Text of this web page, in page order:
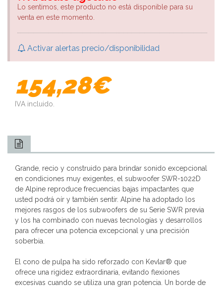
Lo sentimos, este producto no está disponible para su
venta en este momento.
Activar alertas precio/disponibilidad
154,28€
IVA incluido.
Grande, recio y construido para brindar sonido excepcional
en condiciones muy exigentes, el subwoofer SWR-1022D
de Alpine reproduce frecuencias bajas impactantes que
usted podrá oír y también sentir. Alpine ha adoptado los
mejores rasgos de los subwoofers de su Serie SWR previa
y los ha combinado con nuevas tecnologías y desarrollos
para ofrecer una potencia excepcional y una precisión
soberbia.
El cono de pulpa ha sido reforzado con Kevlar® que
ofrece una rigidez extraordinaria, evitando flexiones
excesivas cuando se utiliza una gran potencia. Un borde de